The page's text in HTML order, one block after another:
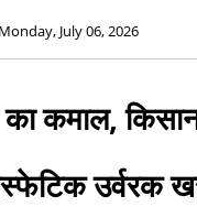
Monday, July 06, 2026
कमाल,
उर्वरक